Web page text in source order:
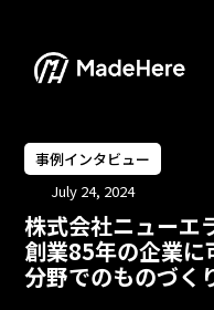
事例インタビュー
July 24, 2024
株式会社ニューエ
創業85年の企業に
分野でのものづく